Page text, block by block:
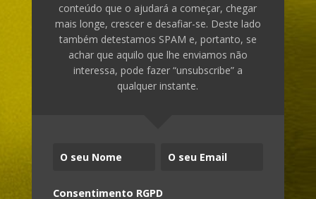
conteúdo que o ajudará a começar, chegar
mais longe, crescer e desafiar-se. Deste lado
também detestamos SPAM e, portanto, se
achar que aquilo que lhe enviamos não
interessa, pode fazer “unsubscribe” a
qualquer instante.
Consentimento RGPD